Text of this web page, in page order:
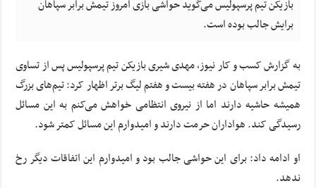
بازیکن تیم پرسپولیس می‌گوید حواشی بازی امروز تیمش برابر سپاهان
برایش جالب بوده است.
به گزارش کسب و کار نیوز، مهدی شیری بازیکن تیم پرسپولیس پس از تساوی
تیمش برابر سپاهان در هفته بیست و هفتم لیگ برتر اظهار کرد: تیم‌های بزرگ
همیشه حاشیه دارند اما از نیروی انتظامی خواهش می‌کنم به این مسائل
رسیدگی کند. هواداران حرمت دارند و امیدوارم این مسائل کمتر شود.
او ادامه داد: برای این حواشی جالب بود و امیدوارم این اتفاقات دیگر رخ
ندهد.